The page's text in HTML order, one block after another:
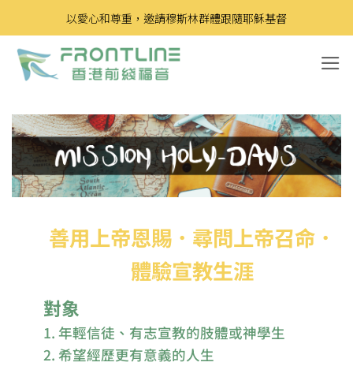
to
content
以愛心和尊重，邀請穆斯林群體跟隨耶穌基督
善用上帝恩賜．尋問上帝召命．
體驗宣教生涯
對象
1. 年輕信徒、有志宣教的肢體或神學生
2. 希望經歷更有意義的人生